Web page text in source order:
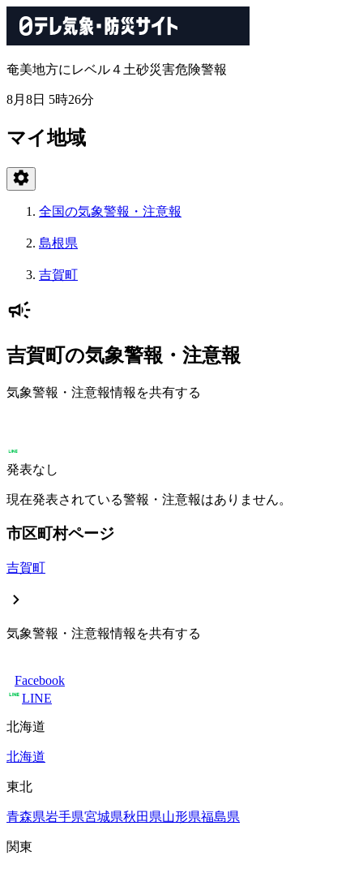
奄美地方にレベル４土砂災害危険警報
8月8日 5時26分
マイ地域
全国の気象警報・注意報
島根県
吉賀町
吉賀町の気象警報・注意報
気象警報・注意報情報を共有する
発表なし
現在発表されている警報・注意報はありません。
市区町村ページ
吉賀町
気象警報・注意報情報を共有する
Facebook
LINE
北海道
北海道
東北
青森県岩手県宮城県秋田県山形県福島県
関東